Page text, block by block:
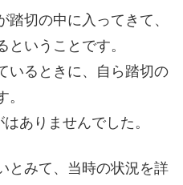
切の中に入ってきて、
いうことです。
いるときに、自ら踏切の
ありませんでした。
とみて、当時の状況を詳